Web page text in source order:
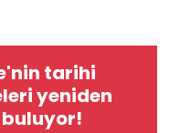
tarihi
yeniden